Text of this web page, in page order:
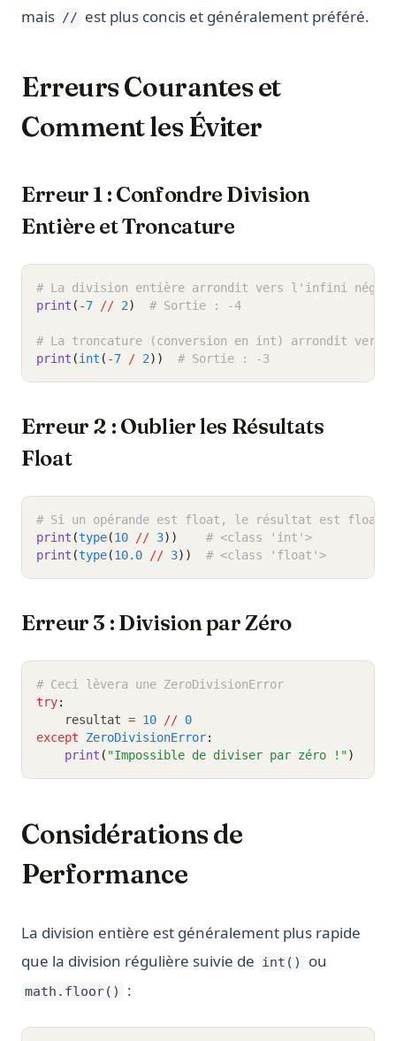
mais // est plus concis et généralement préféré.
Erreurs Courantes et
Comment les Éviter
Erreur 1 : Confondre Division
Entière et Troncature
# La division entière arrondit vers l'infini
print ( -7 // 2) # Sortie : -4
# La troncature (conversion en int) arrondit vers
print (int ( -7 / 2)) # Sortie : -3
Erreur 2 : Oublier les Résultats
Float
# Si un opérande est float, le résultat est float
print (type(10 // 3))
# <class 'int'>
print (type(10.0 // 3)) # <class 'float'>
Erreur 3 : Division par Zéro
# Ceci lèvera une ZeroDivisionError
try:
    resultat
= 10 // 0
except
ZeroDivisionError:
print ( "Impossible de diviser par zéro !")
Considérations de
Performance
La division entière est généralement plus rapide
que la division régulière suivie de int() ou
math.floor() :